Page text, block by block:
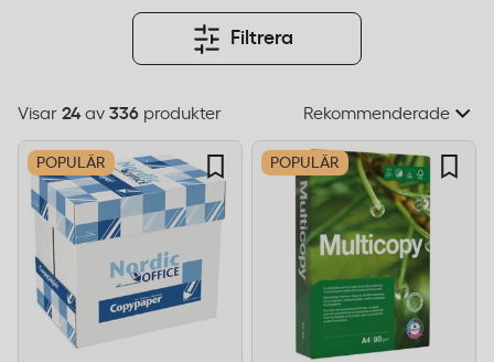
vi rätt lösning. Beställ före 14:00 för leverans inom
1–2 dagar och fri frakt från 995 kr.
Filtrera
Visar 24 av 336 produkter
Välj
sorteringsordning
POPULÄR POPULÄR